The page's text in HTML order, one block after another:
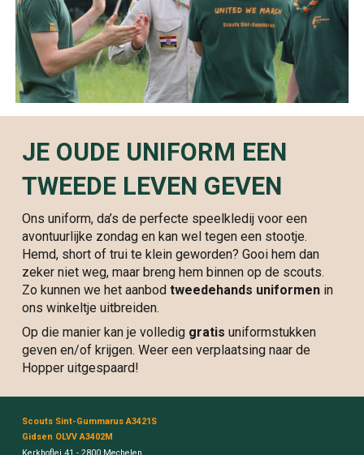
JE OUDE UNIFORM EEN
TWEEDE LEVEN GEVEN
Ons uniform, da’s de perfecte speelkledij voor een
avontuurlijke zondag en kan wel tegen een stootje.
Hemd, short of trui te klein geworden? Gooi hem dan
zeker niet weg, maar breng hem binnen op de scouts.
Zo kunnen we het aanbodtweedehands uniformen in
ons winkeltje uitbreiden.
Op die manier kan je volledig gratis uniformstukken
geven en/of krijgen. Weer een verplaatsing naar de
Hopper uitgespaard!
Scouts Sint-Gummarus A3421S
Gidsen OLVV A3402M
Kerkhoflei 41 - 2800 Mechelen